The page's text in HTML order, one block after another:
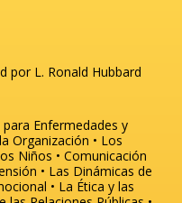
por L. Ronald Hubbard
para Enfermedades y
Organización
Los
Niños
Comunicación
Las Dinámicas de
La Ética y las